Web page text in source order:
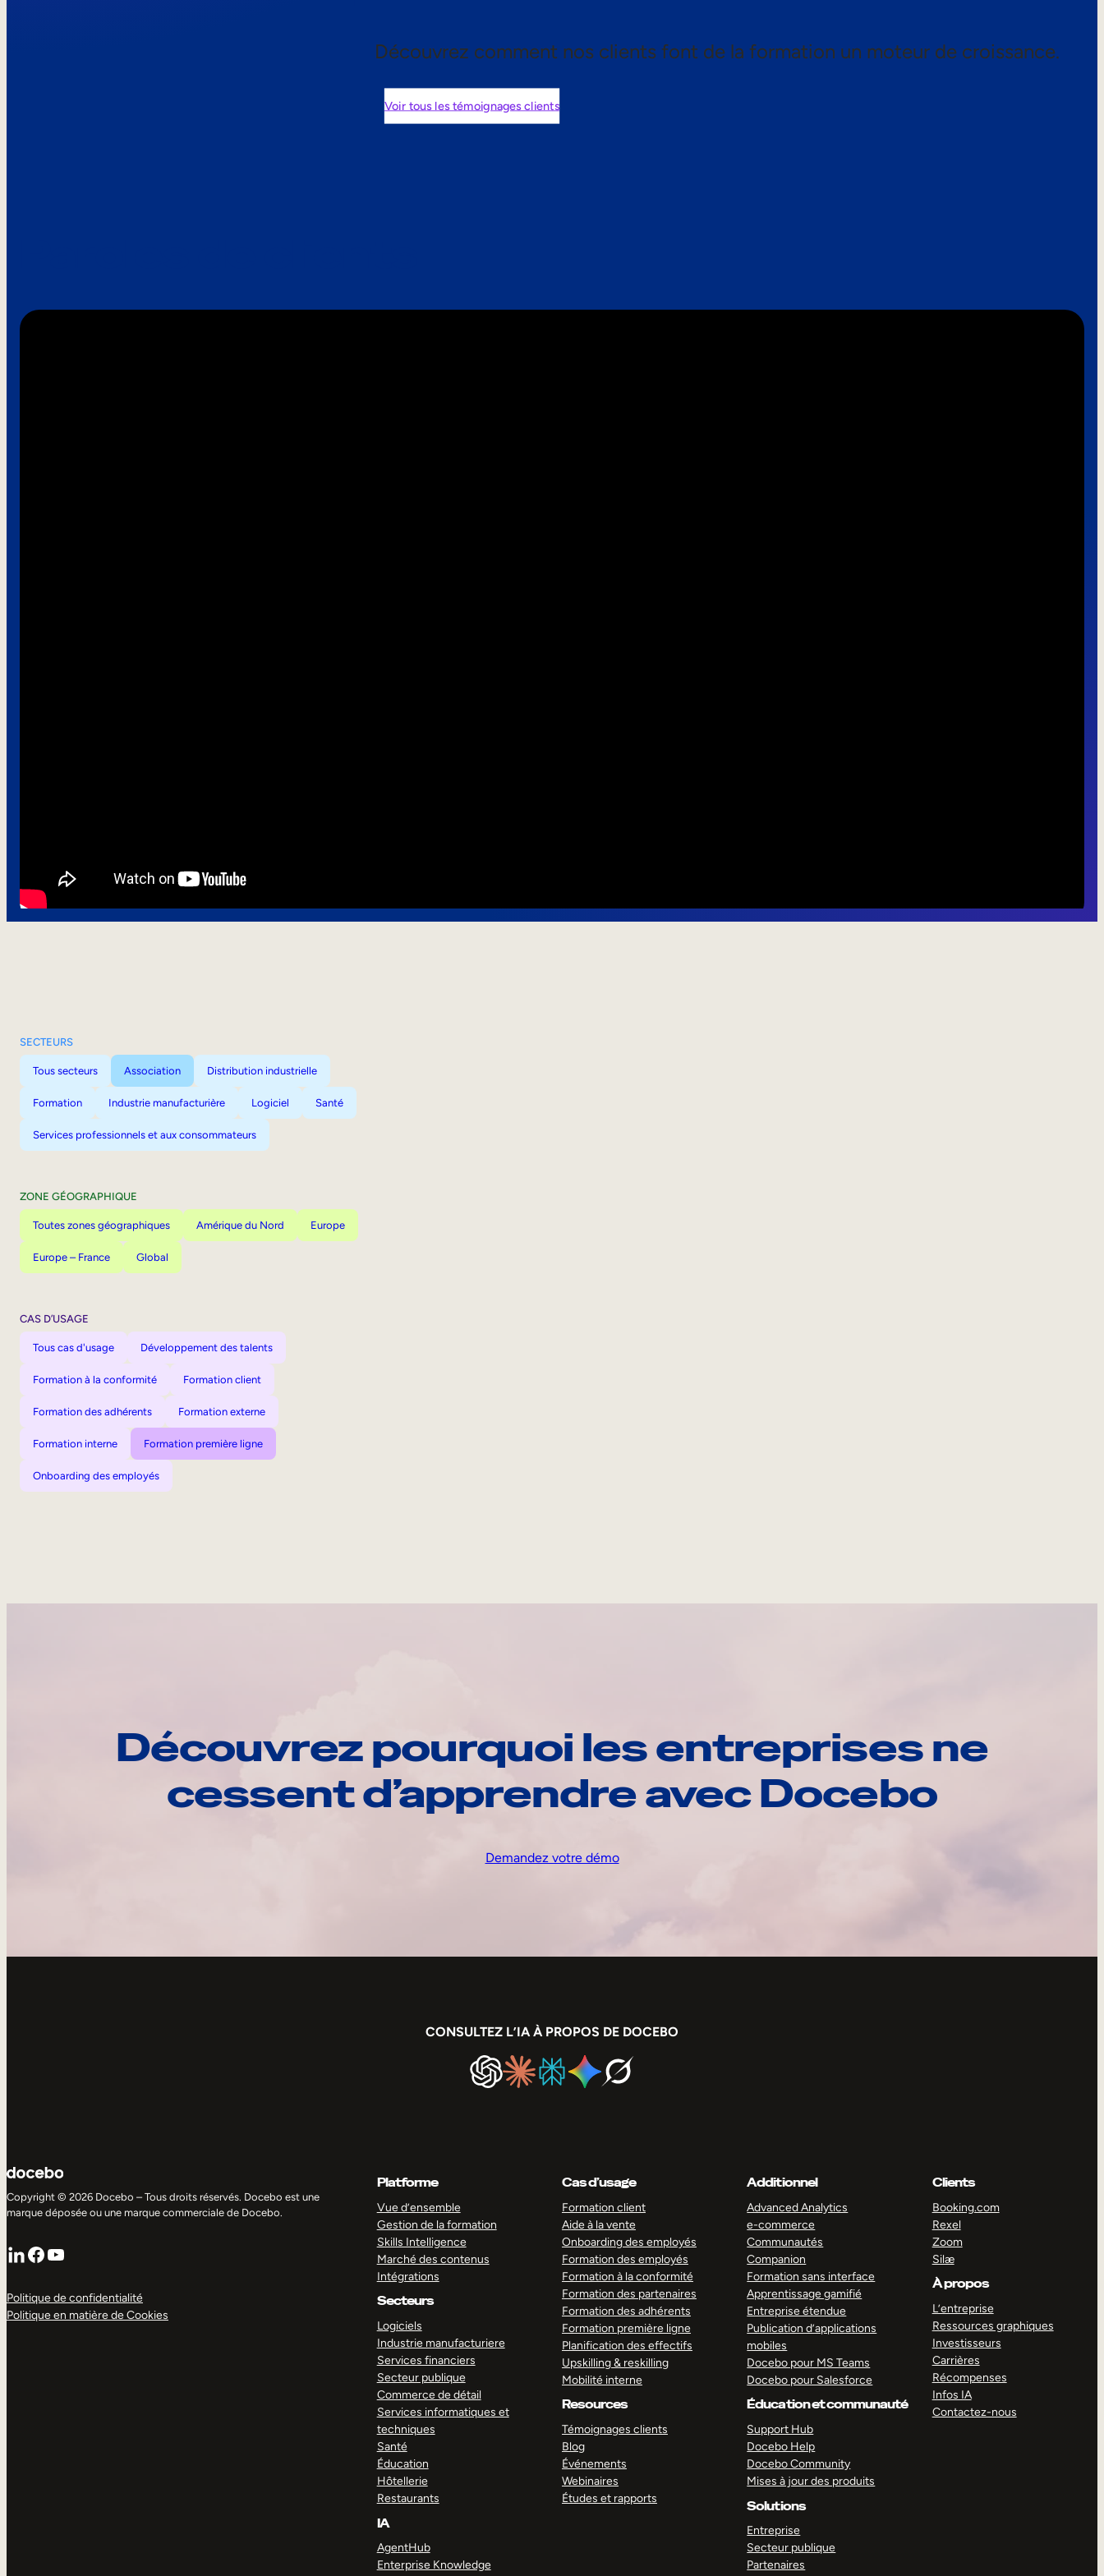
Découvrez comment nos clients font de la formation un moteur de croissance.
Voir tous les témoignages clients
SECTEURS
Tous secteurs Association Distribution industrielle
Formation Industrie manufacturière Logiciel Santé
Services professionnels et aux consommateurs
ZONE GÉOGRAPHIQUE
Toutes zones géographiques Amérique du Nord Europe
Europe – France Global
CAS D’USAGE
Tous cas d'usage Développement des talents
Formation à la conformité Formation client
Formation des adhérents Formation externe
Formation interne Formation première ligne
Onboarding des employés
Découvrez pourquoi les entreprises ne
cessent d’apprendre avec Docebo
Demandez votre démo
CONSULTEZ L’IA À PROPOS DE DOCEBO
Copyright © 2026 Docebo – Tous droits réservés. Docebo est une
marque déposée ou une marque commerciale de Docebo.
LinkedIn
Facebook
YouTube
Politique de confidentialité
Politique en matière de Cookies
Platforme
Vue d’ensemble
Gestion de la formation
Skills Intelligence
Marché des contenus
Intégrations
Secteurs
Logiciels
Industrie manufacturiere
Services financiers
Secteur publique
Commerce de détail
Services informatiques et
techniques
Santé
Éducation
Hôtellerie
Restaurants
IA
AgentHub
Enterprise Knowledge
Cas d’usage
Formation client
Aide à la vente
Onboarding des employés
Formation des employés
Formation à la conformité
Formation des partenaires
Formation des adhérents
Formation première ligne
Planification des effectifs
Upskilling & reskilling
Mobilité interne
Resources
Témoignages clients
Blog
Événements
Webinaires
Études et rapports
Additionnel
Advanced Analytics
e-commerce
Communautés
Companion
Formation sans interface
Apprentissage gamifié
Entreprise étendue
Publication d’applications
mobiles
Docebo pour MS Teams
Docebo pour Salesforce
Éducation et communauté
Support Hub
Docebo Help
Docebo Community
Mises à jour des produits
Solutions
Entreprise
Secteur publique
Partenaires
Clients
Booking.com
Rexel
Zoom
Silæ
À propos
L’entreprise
Ressources graphiques
Investisseurs
Carrières
Récompenses
Infos IA
Contactez-nous